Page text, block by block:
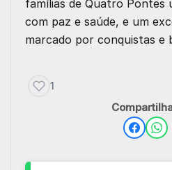
famílias de Quatro Pontes
com paz e saúde, e um
marcado por conquistas e
1